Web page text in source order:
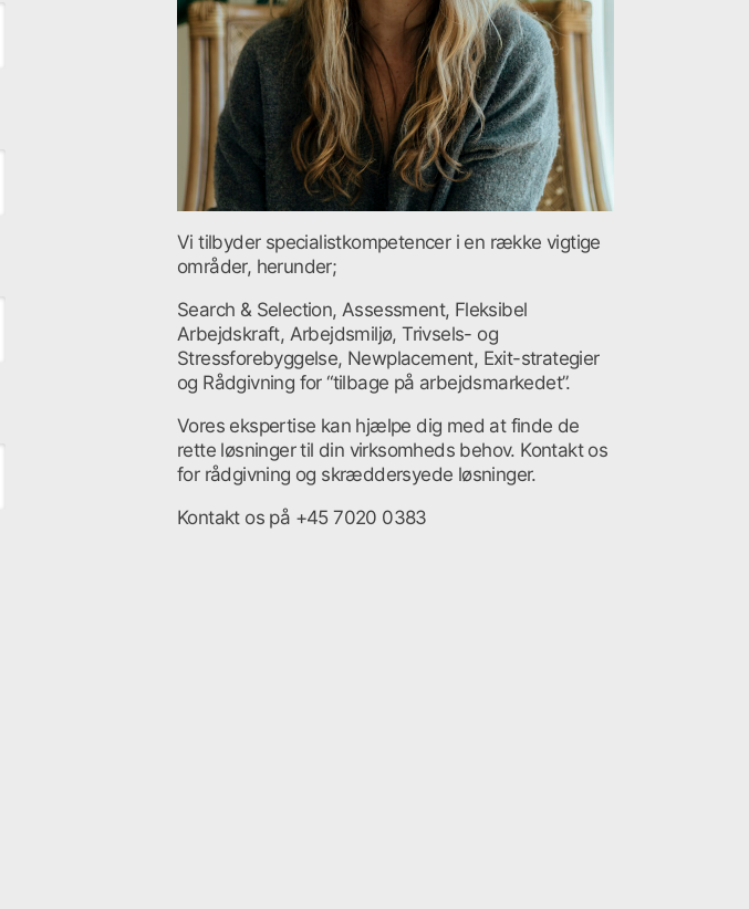
Vi tilbyder specialistkompetencer i en række vigtige
områder, herunder;
Search & Selection, Assessment, Fleksibel
Arbejdskraft, Arbejdsmiljø, Trivsels- og
Stressforebyggelse, Newplacement, Exit-strategier
og Rådgivning for “tilbage på arbejdsmarkedet”.
Vores ekspertise kan hjælpe dig med at finde de
rette løsninger til din virksomheds behov. Kontakt os
for rådgivning og skræddersyede løsninger.
Kontakt os på +45 7020 0383